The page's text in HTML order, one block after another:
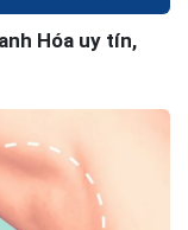
Hóa uy tín,